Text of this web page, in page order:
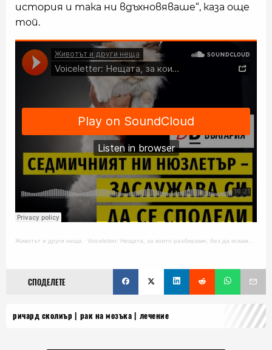
история и така ни вдъхновяваше“, каза още
той.
Животът и други неща · Voiceletter: Нещата, за които разбираме, без да искаме, Епизод 18
СПОДЕЛЕТЕ
ричард сколиър рак на мозъка лечение